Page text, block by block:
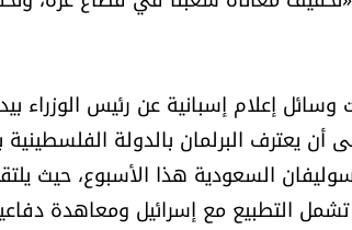
وسائل إعلام إسبانية عن رئيس الوزراء
أن يعترف البرلمان بالدولة
السعودية هذا الأسبوع، حيث
التطبيع مع إسرائيل ومعاهدة